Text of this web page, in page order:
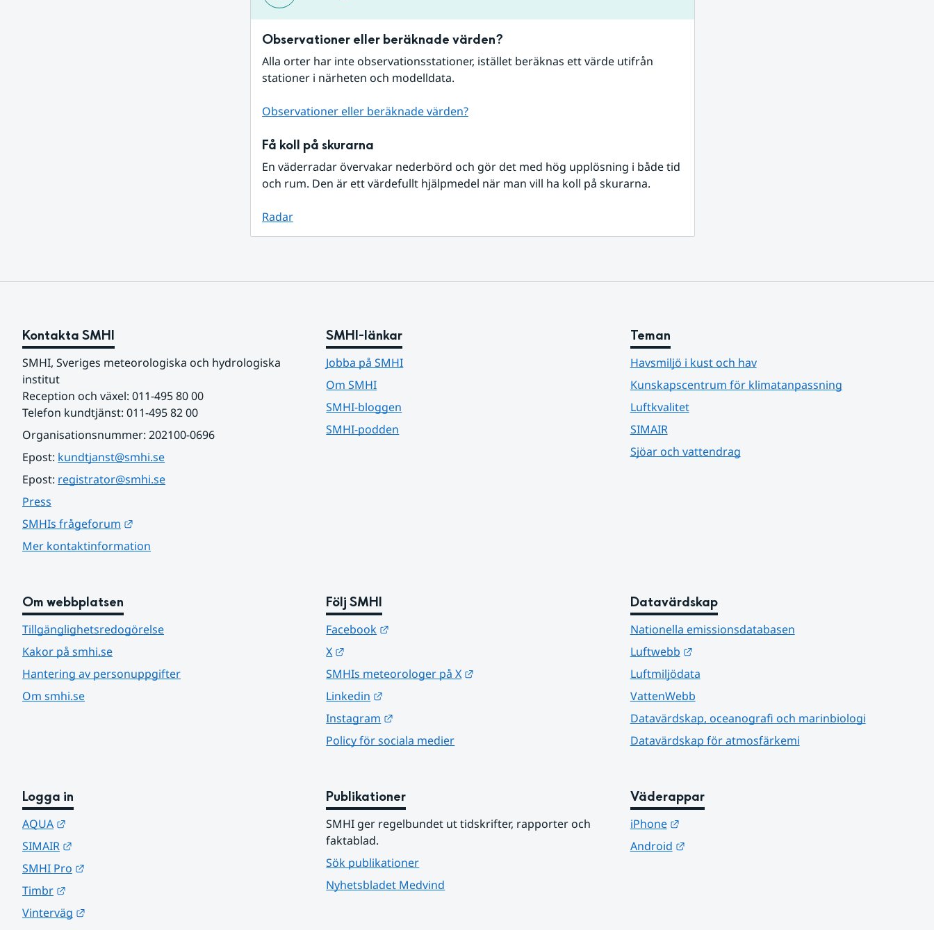
Observationer eller beräknade värden?
Alla orter har inte observationsstationer, istället beräknas ett värde utifrån
stationer i närheten och modelldata.
Observationer eller beräknade värden?
Få koll på skurarna
En väderradar övervakar nederbörd och gör det med hög upplösning i både tid
och rum. Den är ett värdefullt hjälpmedel när man vill ha koll på skurarna.
Radar
Kontakta SMHI
SMHI, Sveriges meteorologiska och hydrologiska
institut
Reception och växel: 011-495 80 00
Telefon kundtjänst: 011-495 82 00
Organisationsnummer: 202100-0696
Epost: kundtjanst@smhi.se
Epost: registrator@smhi.se
Press
SMHIs frågeforum
Mer kontaktinformation
SMHI-länkar
Jobba på SMHI
Om SMHI
SMHI-bloggen
SMHI-podden
Teman
Havsmiljö i kust och hav
Kunskapscentrum för klimatanpassning
Luftkvalitet
SIMAIR
Sjöar och vattendrag
Om webbplatsen
Tillgänglighetsredogörelse
Kakor på smhi.se
Hantering av personuppgifter
Om smhi.se
Följ SMHI
Facebook
X
SMHIs meteorologer på X
Linkedin
Instagram
Policy för sociala medier
Datavärdskap
Nationella emissionsdatabasen
Luftwebb
Länk till annan webbplats.
Luftmiljödata
VattenWebb
Datavärdskap, oceanografi och marinbiologi
Datavärdskap för atmosfärkemi
Logga in
AQUA
SIMAIR
SMHI Pro
Timbr
Vinterväg
Publikationer
SMHI ger regelbundet ut tidskrifter, rapporter och
faktablad.
Sök publikationer
Nyhetsbladet Medvind
Väderappar
iPhone
Länk till annan webbplats.
Android
Länk till annan webbplats.